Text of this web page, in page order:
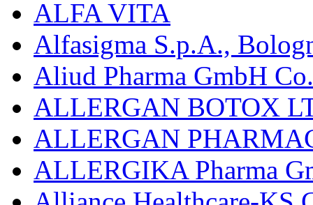
ALFA VITA
Alfasigma S.p.A.,
Aliud Pharma GmbH
ALLERGAN BOTOX
ALLERGAN
ALLERGIKA Pharma